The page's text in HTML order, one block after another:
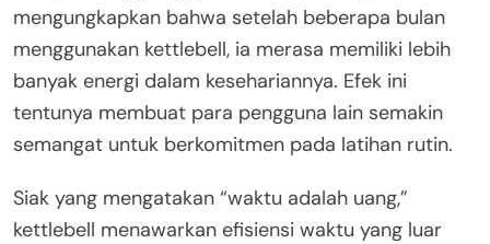
mengungkapkan bahwa setelah beberapa bulan
menggunakan kettlebell, ia merasa memiliki lebih
banyak energi dalam kesehariannya. Efek ini
tentunya membuat para pengguna lain semakin
semangat untuk berkomitmen pada latihan rutin.
Siak yang mengatakan “waktu adalah uang,”
kettlebell menawarkan efisiensi waktu yang luar